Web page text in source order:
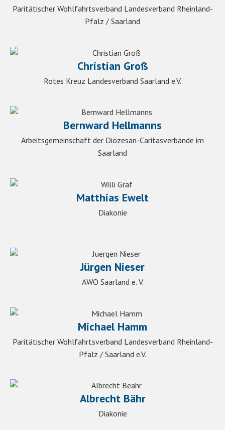
Paritätischer Wohlfahrtsverband Landesverband Rheinland-
Pfalz / Saarland
Christian Groß
Rotes Kreuz Landesverband Saarland e.V.
Bernward Hellmanns
Arbeitsgemeinschaft der Diözesan-Caritasverbände im
Saarland
Matthias Ewelt
Diakonie
Jürgen Nieser
AWO Saarland e. V.
Michael Hamm
Paritätischer Wohlfahrtsverband Landesverband Rheinland-
Pfalz / Saarland e.V.
Albrecht Bähr
Diakonie